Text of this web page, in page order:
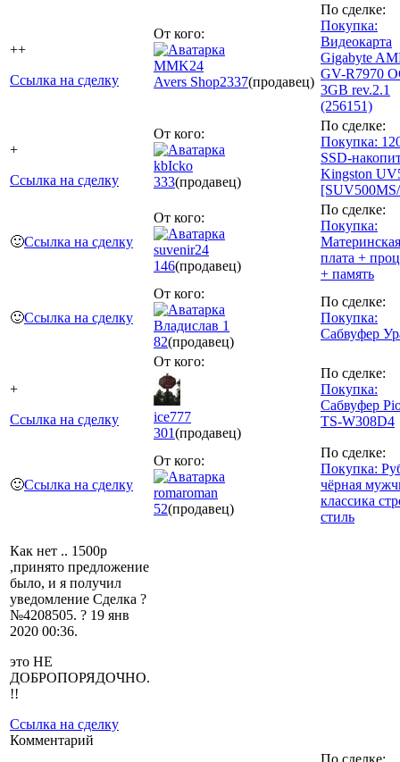
++
Ссылка на сделку
От кого:
MMK24
Avers Shop2337(продавец)
По сделке:
Покупка:
Видеокарта
Gigabyte
GV-R7970
3GB rev.2.1
(256151)
+
Ссылка на сделку
От кого:
kbIcko
333(продавец)
По сделке:
Покупка:
SSD-
Kingston
🙂Ссылка на сделку
От кого:
suvenir24
146(продавец)
По сделке:
Покупка:
Материнская
плата +
+ память
🙂Ссылка на сделку
От кого:
Владислав 1
82(продавец)
По сделке:
Покупка:
Сабвуфер
+
Ссылка на сделку
От кого:
ice777
301(продавец)
По сделке:
Покупка:
Сабвуфер
TS-W308D4
🙂Ссылка на сделку
От кого:
romaroman
52(продавец)
По сделке:
Покупка:
чёрная
классика
стиль
Как нет .. 1500р
,принято предложение
было, и я получил
уведомление Сделка ?
№4208505. ? 19 янв
2020 00:36.
это НЕ
ДОБРОПОРЯДОЧНО.
!!
Ссылка на сделку
Комментарий
По сделке: